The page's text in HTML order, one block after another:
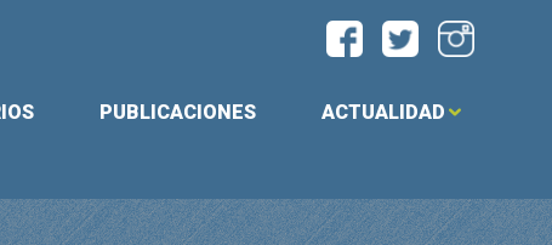
PUBLICACIONES ACTUALIDAD